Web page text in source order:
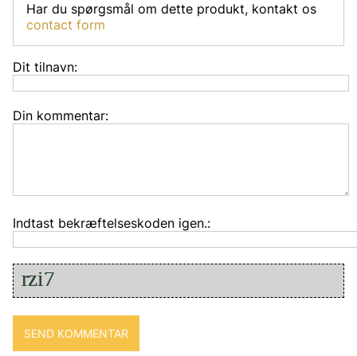
Har du spørgsmål om dette produkt, kontakt os
contact form
Dit tilnavn:
Din kommentar:
Indtast bekræftelseskoden igen.: